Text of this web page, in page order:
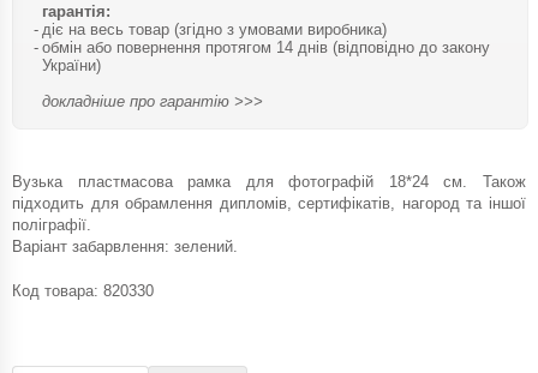
гарантія:
діє на весь товар (згідно з умовами виробника)
обмін або повернення протягом 14 днів (відповідно до закону
України)
докладніше про гарантію >>>
Вузька пластмасова рамка для фотографій 18*24 см. Також
підходить для обрамлення дипломів, сертифікатів, нагород та іншої
поліграфії.
Варіант забарвлення: зелений.
Код товара: 820330